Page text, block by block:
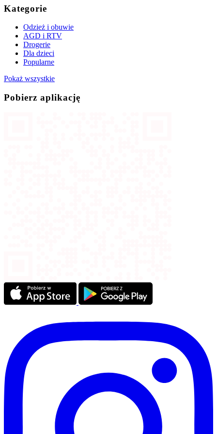
Kategorie
Odzież i obuwie
AGD i RTV
Drogerie
Dla dzieci
Popularne
Pokaż wszystkie
Pobierz aplikację